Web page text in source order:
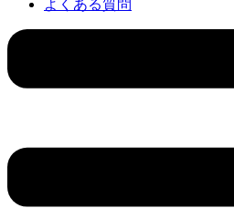
よくある質問